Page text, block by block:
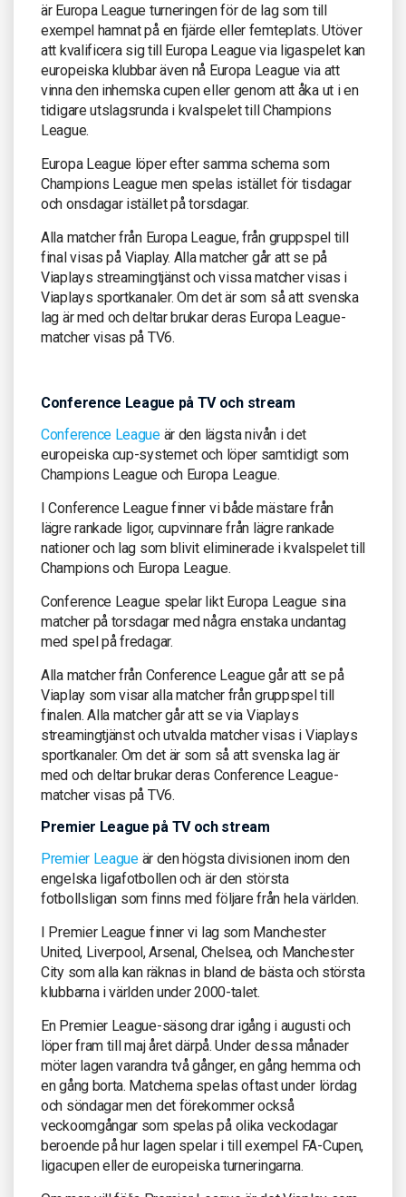
är Europa League turneringen för de lag som till
exempel hamnat på en fjärde eller femteplats. Utöver
att kvalificera sig till Europa League via ligaspelet kan
europeiska klubbar även nå Europa League via att
vinna den inhemska cupen eller genom att åka ut i en
tidigare utslagsrunda i kvalspelet till Champions
League.
Europa League löper efter samma schema som
Champions League men spelas istället för tisdagar
och onsdagar istället på torsdagar.
Alla matcher från Europa League, från gruppspel till
final visas på Viaplay. Alla matcher går att se på
Viaplays streamingtjänst och vissa matcher visas i
Viaplays sportkanaler. Om det är som så att svenska
lag är med och deltar brukar deras Europa League-
matcher visas på TV6.
Conference League på TV och stream
Conference Leagueär den lägsta nivån i det
europeiska cup-systemet och löper samtidigt som
Champions League och Europa League.
I Conference League finner vi både mästare från
lägre rankade ligor, cupvinnare från lägre rankade
nationer och lag som blivit eliminerade i kvalspelet till
Champions och Europa League.
Conference League spelar likt Europa League sina
matcher på torsdagar med några enstaka undantag
med spel på fredagar.
Alla matcher från Conference League går att se på
Viaplay som visar alla matcher från gruppspel till
finalen. Alla matcher går att se via Viaplays
streamingtjänst och utvalda matcher visas i Viaplays
sportkanaler. Om det är som så att svenska lag är
med och deltar brukar deras Conference League-
matcher visas på TV6.
Premier League på TV och stream
Premier Leagueär den högsta divisionen inom den
engelska ligafotbollen och är den största
fotbollsligan som finns med följare från hela världen.
I Premier League finner vi lag som Manchester
United, Liverpool, Arsenal, Chelsea, och Manchester
City som alla kan räknas in bland de bästa och största
klubbarna i världen under 2000-talet.
En Premier League-säsong drar igång i augusti och
löper fram till maj året därpå. Under dessa månader
möter lagen varandra två gånger, en gång hemma och
en gång borta. Matcherna spelas oftast under lördag
och söndagar men det förekommer också
veckoomgångar som spelas på olika veckodagar
beroende på hur lagen spelar i till exempel FA-Cupen,
ligacupen eller de europeiska turneringarna.